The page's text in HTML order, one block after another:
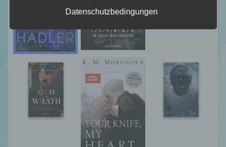
auf welche die personenbezogenen Daten
Informationen nicht mehr einer spezifischen
betroffenen Person zugeordnet werden
können, sofern diese zusätzlichen
Informationen gesondert aufbewahrt werden
und technischen und organisatorischen
Maßnahmen unterliegen, die gewährleisten,
dass die personenbezogenen Daten nicht
einer identifizierten oder identifizierbaren
natürlichen Person zugewiesen werden.
Datenschutzbedingungen